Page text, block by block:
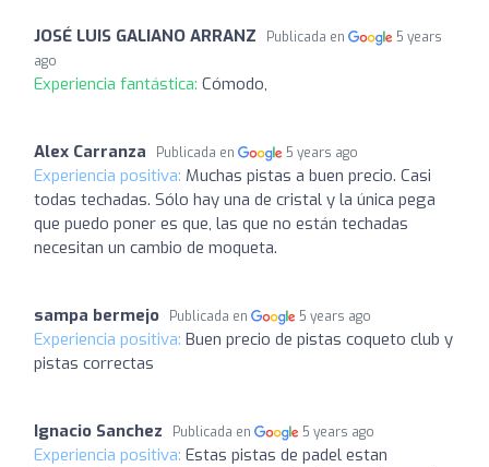
JOSÉ LUIS GALIANO ARRANZ Publicada en
5 years
ago
Experiencia fantástica: Cómodo,
Alex Carranza Publicada en 5 years ago
Experiencia positiva: Muchas pistas a buen precio. Casi
todas techadas. Sólo hay una de cristal y la única pega
que puedo poner es que, las que no están techadas
necesitan un cambio de moqueta.
sampa bermejo Publicada en 5 years ago
Experiencia positiva: Buen precio de pistas coqueto club y
pistas correctas
Ignacio Sanchez Publicada en 5 years ago
Experiencia positiva: Estas pistas de padel estan